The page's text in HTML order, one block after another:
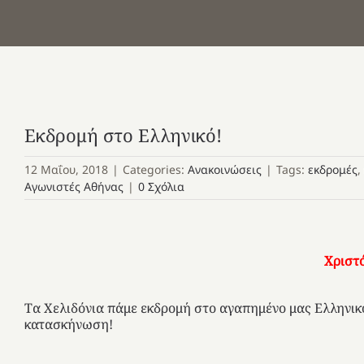
Εκδρομή στο Ελληνικό!
12 Μαΐου, 2018 | Categories: Ανακοινώσεις | Tags: εκδρομές,
Αγωνιστές Αθήνας | 0 Σχόλια
Τα Χελιδόνια πάμε εκδρομή στο αγαπημένο μας
κατασκήνωση!